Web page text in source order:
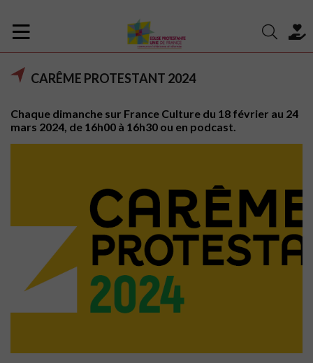
CARÊME PROTESTANT 2024
Chaque dimanche sur France Culture du 18 février au 24
mars 2024, de 16h00 à 16h30 ou en podcast.